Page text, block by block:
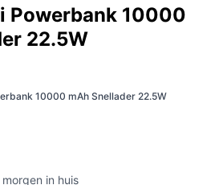
Powerbank 10000
22.5W
10000 mAh Snellader 22.5W
in huis